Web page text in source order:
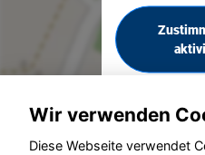
Wir verwenden
Diese Webseite verwendet